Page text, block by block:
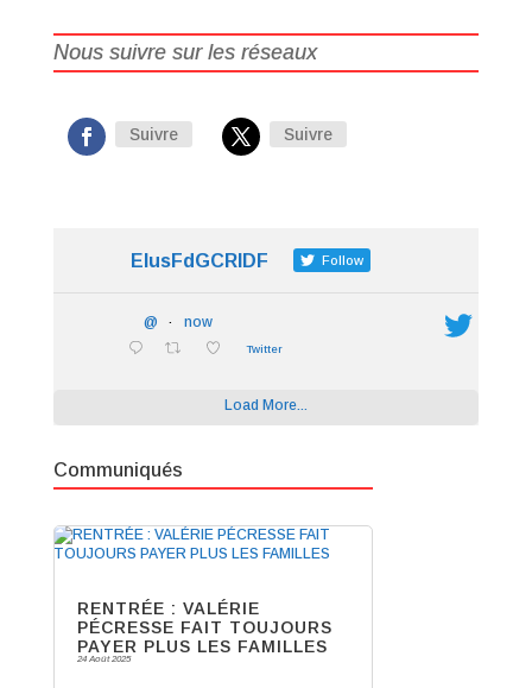
Nous suivre sur les réseaux
Suivre Suivre
ElusFdGCRIDF Follow
@ · now
Twitter
Load More...
Communiqués
RENTRÉE : VALÉRIE
PÉCRESSE FAIT TOUJOURS
PAYER PLUS LES FAMILLES
24 Août 2025